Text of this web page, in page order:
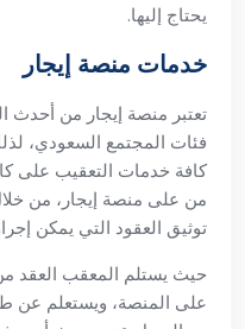
يحتاج إليها.
خدمات منصة إيجار
تعتبر منصة إيجار من أحدث
فئات المجتمع السعودي،
كافة خدمات التعقيب على
من على منصة إيجار، من
توثيق العقود التي يمكن
حيث يستلم المعقب العقد
على المنصة، ويستعلم عن